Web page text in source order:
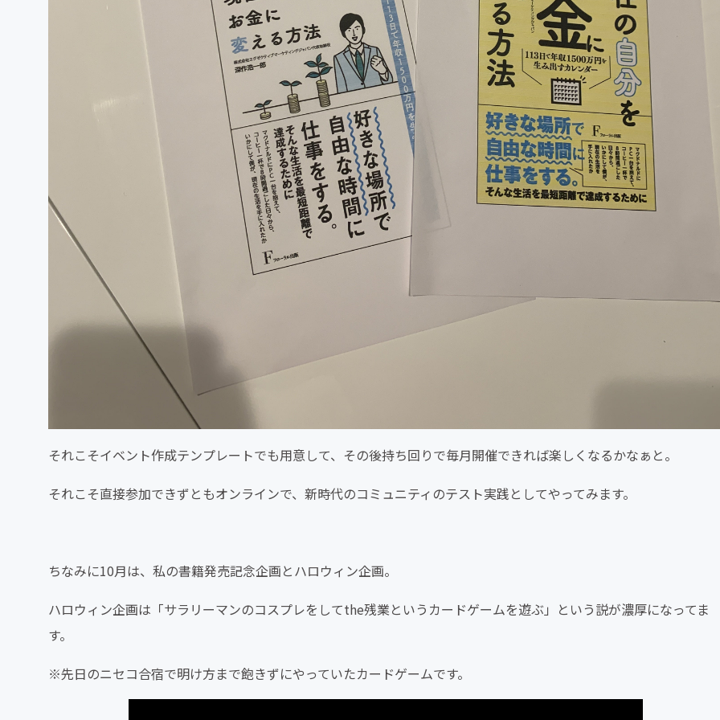
それこそイベント作成テンプレートでも用意して、その後持ち回りで毎月開催できれば楽しくなるかなぁと。
それこそ直接参加できずともオンラインで、新時代のコミュニティのテスト実践としてやってみます。
ちなみに10月は、私の書籍発売記念企画とハロウィン企画。
ハロウィン企画は「サラリーマンのコスプレをしてthe残業というカードゲームを遊ぶ」という説が濃厚になってま
す。
※先日のニセコ合宿で明け方まで飽きずにやっていたカードゲームです。